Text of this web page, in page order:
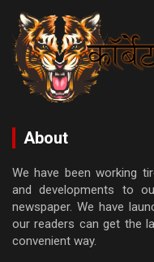
About
We have been working
and developments to
newspaper. We have
our readers can get the
convenient way.